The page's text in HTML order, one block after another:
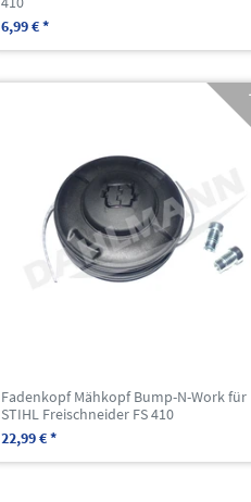
6,99 € *
Fadenkopf Mähkopf Bump-N-Work für
STIHL Freischneider FS 410
22,99 € *